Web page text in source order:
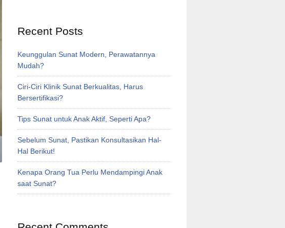
Recent Posts
Keunggulan Sunat Modern, Perawatannya
Mudah?
Ciri-Ciri Klinik Sunat Berkualitas, Harus
Bersertifikasi?
Tips Sunat untuk Anak Aktif, Seperti Apa?
Sebelum Sunat, Pastikan Konsultasikan Hal-
Hal Berikut!
Kenapa Orang Tua Perlu Mendampingi Anak
saat Sunat?